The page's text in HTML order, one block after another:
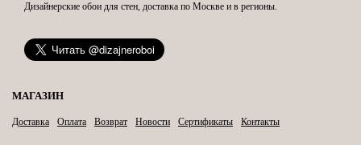
Дизайнерские обои для стен, доставка по Москве и в регионы.
МАГАЗИН
Доставка Оплата Возврат Новости Сертификаты Контакты